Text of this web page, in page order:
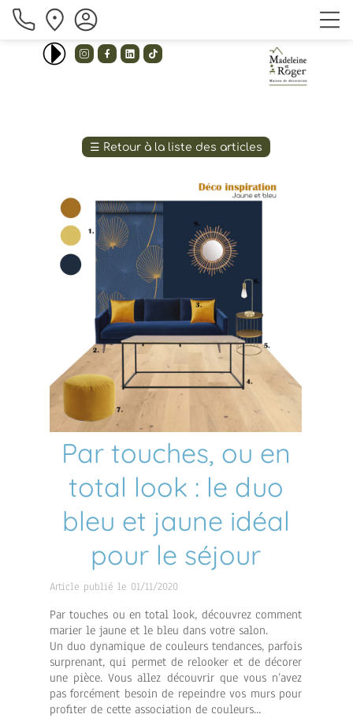
_ unison _  Emilee flood - I love you baby(remix) 
   
☰ Retour à la liste des articles
Par touches, ou en
total look : le duo
bleu et jaune idéal
pour le séjour
Article publié le 01/11/2020
Par touches ou en total look, découvrez comment
marier le jaune et le bleu dans votre salon.
Un duo dynamique de couleurs tendances, parfois
surprenant, qui permet de relooker et de décorer
une pièce. Vous allez découvrir que vous n’avez
pas forcément besoin de repeindre vos murs pour
profiter de cette association de couleurs...